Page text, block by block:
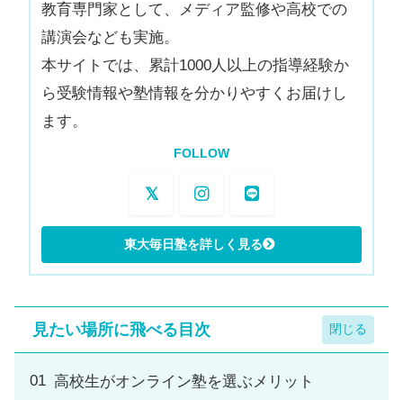
教育専門家として、メディア監修や高校での
講演会なども実施。
本サイトでは、累計1000人以上の指導経験か
ら受験情報や塾情報を分かりやすくお届けし
ます。
FOLLOW
見たい場所に飛べる目次
高校生がオンライン塾を選ぶメリット